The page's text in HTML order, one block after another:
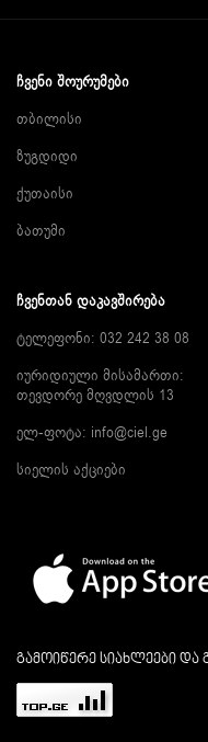
ᲩᲕᲔᲜᲘ ᲨᲝᲣᲠᲣᲛᲔᲑᲘ
თბილისი
ზუგდიდი
ქუთაისი
ბათუმი
ᲩᲕᲔᲜᲗᲐᲜ ᲓᲐᲙᲐᲕᲨᲘᲠᲔᲑᲐ
ტელეფონი: 032 242 38 08
იურიდიული მისამართი:
თევდორე მღვდლის 13
ელ-ფოტა: info@ciel.ge
სიელის აქციები
გამოიწერე სიახლეები და